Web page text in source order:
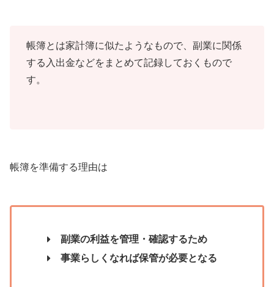
帳簿とは家計簿に似たようなもので、副業に関係
する入出金などをまとめて記録しておくもので
す。
帳簿を準備する理由は
副業の利益を管理・確認するため
事業らしくなれば保管が必要となる